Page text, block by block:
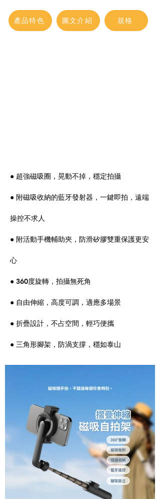
產品特色 圖文介紹 規格
● 超強磁吸圈，晃動不掉，穩定拍攝
● 附磁吸收納的藍牙發射器，一鍵即拍，遠端
操控不求人
● 附活動手機輔助夾，防滑矽膠雙重保護更安
心
● 360度旋轉，拍攝無死角
● 自由伸縮，高度可調，適應多場景
● 折疊設計，不占空間，輕巧便攜
● 三角形腳架，防渦支撐，穩如泰山